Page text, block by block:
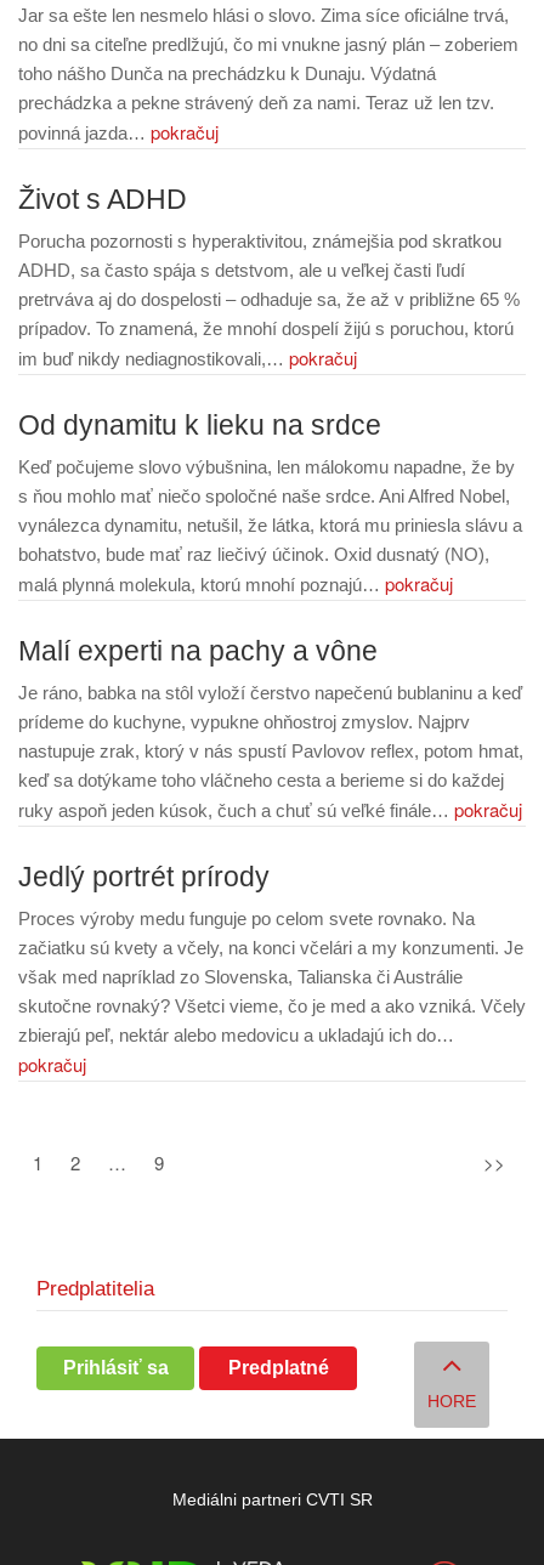
Jar sa ešte len nesmelo hlási o slovo. Zima síce oficiálne trvá,
no dni sa citeľne predlžujú, čo mi vnukne jasný plán – zoberiem
toho nášho Dunča na prechádzku k Dunaju. Výdatná
prechádzka a pekne strávený deň za nami. Teraz už len tzv.
povinná jazda… pokračuj
Život s ADHD
Porucha pozornosti s hyperaktivitou, známejšia pod skratkou
ADHD, sa často spája s detstvom, ale u veľkej časti ľudí
pretrváva aj do dospelosti – odhaduje sa, že až v približne 65 %
prípadov. To znamená, že mnohí dospelí žijú s poruchou, ktorú
im buď nikdy nediagnostikovali,… pokračuj
Od dynamitu k lieku na srdce
Keď počujeme slovo výbušnina, len málokomu napadne, že by
s ňou mohlo mať niečo spoločné naše srdce. Ani Alfred Nobel,
vynálezca dynamitu, netušil, že látka, ktorá mu priniesla slávu a
bohatstvo, bude mať raz liečivý účinok. Oxid dusnatý (NO),
malá plynná molekula, ktorú mnohí poznajú… pokračuj
Malí experti na pachy a vône
Je ráno, babka na stôl vyloží čerstvo napečenú bublaninu a keď
prídeme do kuchyne, vypukne ohňostroj zmyslov. Najprv
nastupuje zrak, ktorý v nás spustí Pavlovov reflex, potom hmat,
keď sa dotýkame toho vláčneho cesta a berieme si do každej
ruky aspoň jeden kúsok, čuch a chuť sú veľké finále… pokračuj
Jedlý portrét prírody
Proces výroby medu funguje po celom svete rovnako. Na
začiatku sú kvety a včely, na konci včelári a my konzumenti. Je
však med napríklad zo Slovenska, Talianska či Austrálie
skutočne rovnaký? Všetci vieme, čo je med a ako vzniká. Včely
zbierajú peľ, nektár alebo medovicu a ukladajú ich do…
pokračuj
1 2 … 9 >>
Predplatitelia
Prihlásiť sa Predplatné
HORE
Mediálni partneri CVTI SR